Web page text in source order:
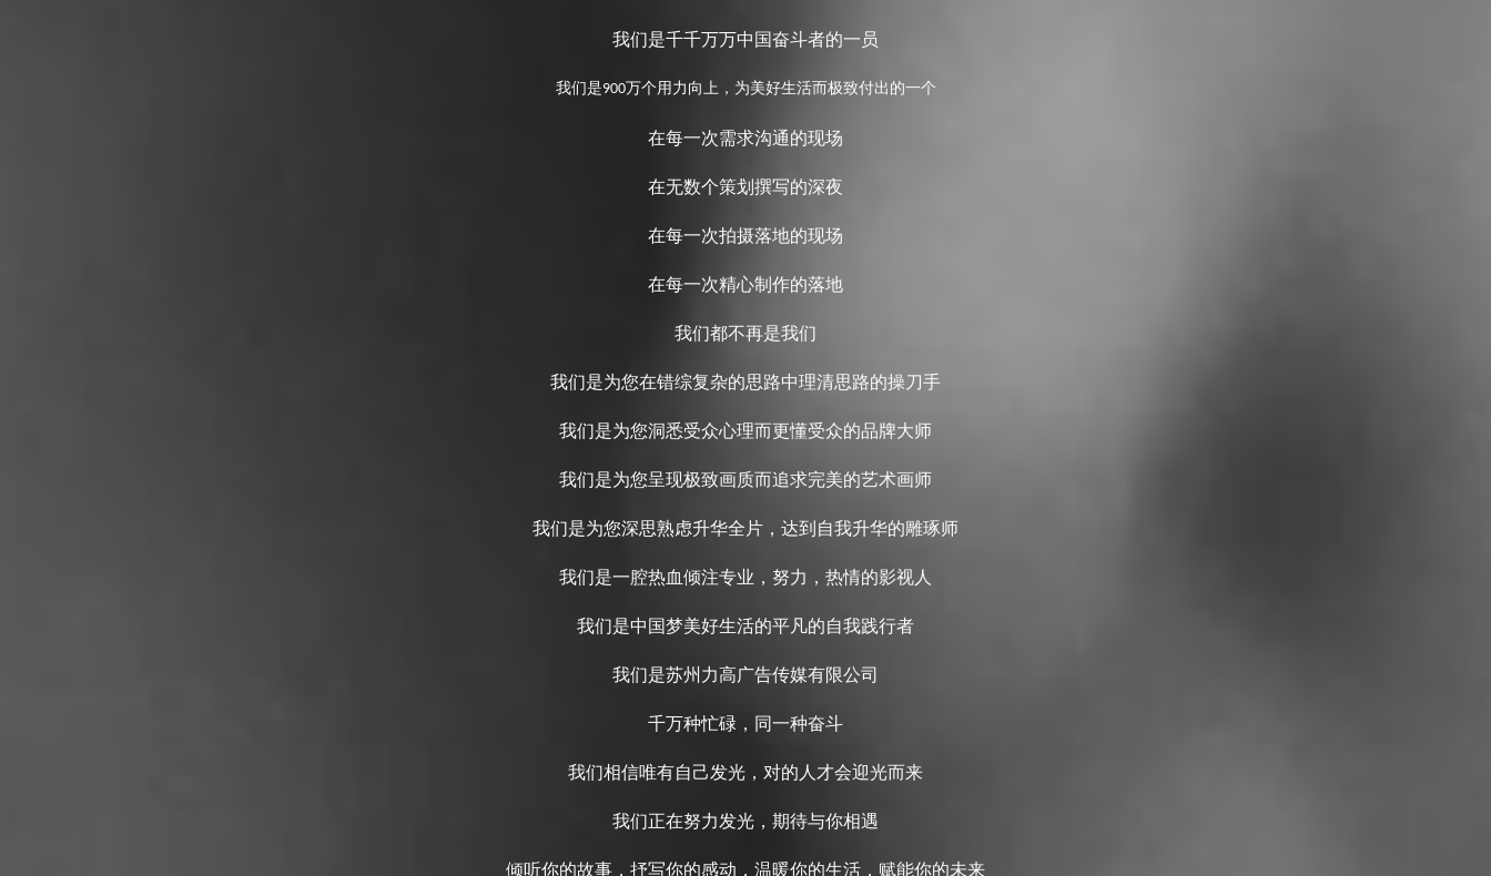
我们是千千万万中国奋斗者的一员
我们是900万个用力向上，为美好生活而极致付出的一个
在每一次需求沟通的现场
在无数个策划撰写的深夜
在每一次拍摄落地的现场
在每一次精心制作的落地
我们都不再是我们
我们是为您在错综复杂的思路中理清思路的操刀手
我们是为您洞悉受众心理而更懂受众的品牌大师
我们是为您呈现极致画质而追求完美的艺术画师
我们是为您深思熟虑升华全片，达到自我升华的雕琢师
我们是一腔热血倾注专业，努力，热情的影视人
我们是中国梦美好生活的平凡的自我践行者
我们是苏州力高广告传媒有限公司
千万种忙碌，同一种奋斗
我们相信唯有自己发光，对的人才会迎光而来
我们正在努力发光，期待与你相遇
倾听你的故事，抒写你的感动，温暖你的生活，赋能你的未来